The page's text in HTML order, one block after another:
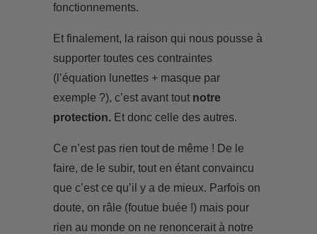
fonctionnements.
Et finalement, la raison qui nous pousse à
supporter toutes ces contraintes
(l’équation lunettes + masque par
exemple ?), c’est avant tout notre
protection.Et donc celle des autres.
Ce n’est pas rien tout de même ! De le
faire, de le subir, tout en étant convaincu
que c’est ce qu’il y a de mieux. Parfois on
doute, on râle (foutue buée !) mais pour
rien au monde on ne renoncerait à notre